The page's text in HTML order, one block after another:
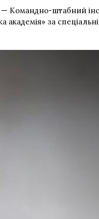
— Командно-штабний
академія» за